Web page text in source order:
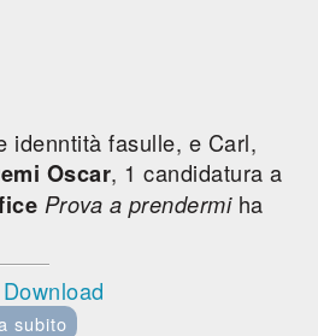
idenntità fasulle, e Carl,
Oscar, 1 candidatura a
Prova a prendermiha
subito